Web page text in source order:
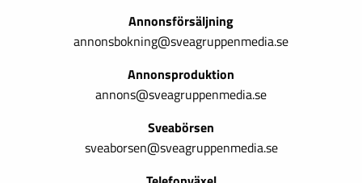
Annonsförsäljning
annonsbokning@sveagruppenmedia.se
Annonsproduktion
annons@sveagruppenmedia.se
Sveabörsen
sveaborsen@sveagruppenmedia.se